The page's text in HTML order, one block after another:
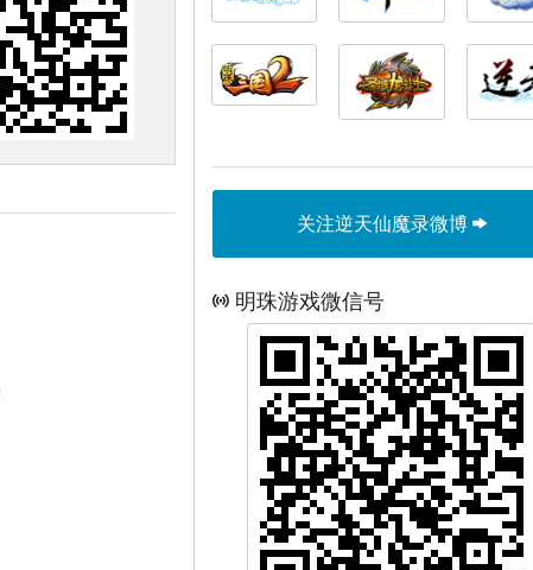
关注逆天仙魔录微博
明珠游戏微信号